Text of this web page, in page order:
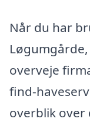
Når du har
overveje
find-
overblik over